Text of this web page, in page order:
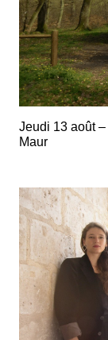
Jeudi 13 août
Maur